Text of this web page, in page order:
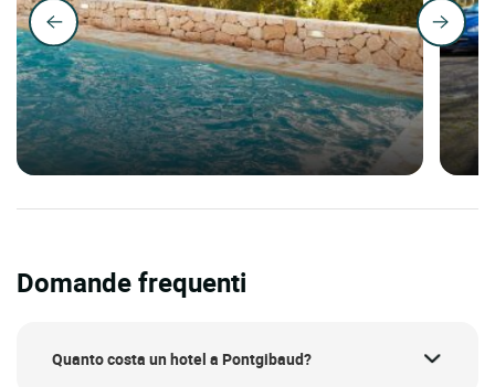
Domande frequenti
Quanto costa un hotel a Pontgibaud?